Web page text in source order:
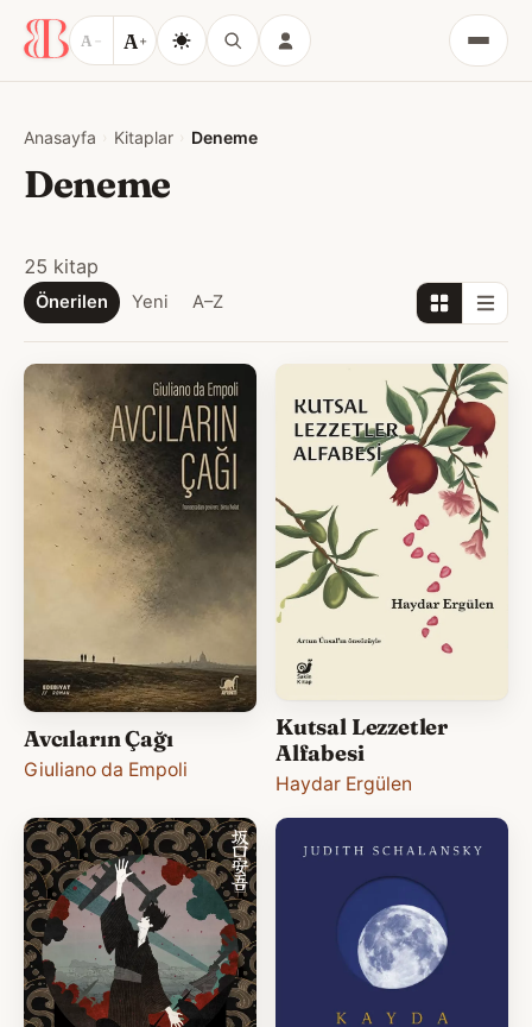
A − A+
Menü
Anasayfa Kitaplar Deneme
Deneme
25 kitap
Önerilen Yeni A–Z
Avcıların Çağı
Giuliano da Empoli
Kutsal Lezzetler
Alfabesi
Haydar Ergülen